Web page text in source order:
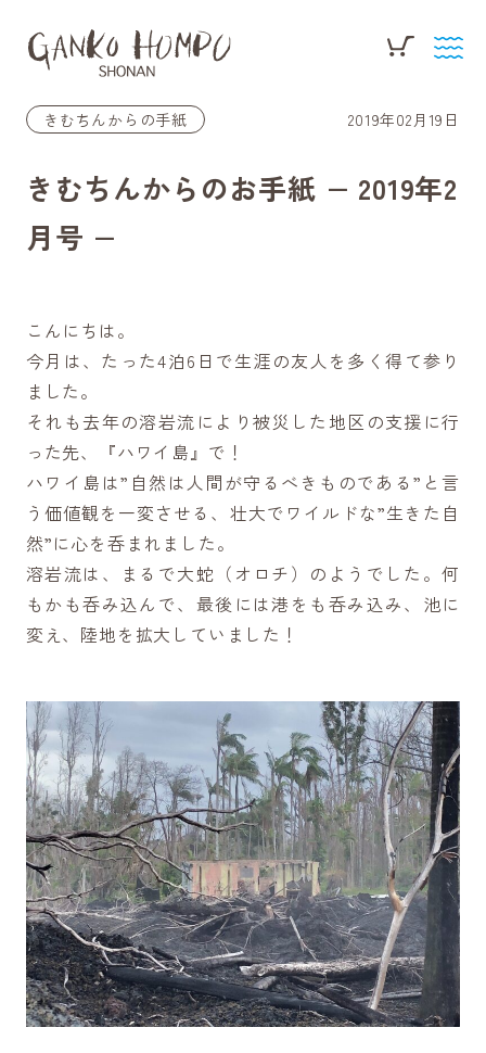
きむちんからの手紙 2019年02月19日
きむちんからのお手紙 − 2019年2
月号 −
こんにちは。
今月は、たった4泊6日で生涯の友人を多く得て参り
ました。
それも去年の溶岩流により被災した地区の支援に行
った先、『ハワイ島』で！
ハワイ島は”自然は人間が守るべきものである”と言
う価値観を一変させる、壮大でワイルドな”生きた自
然”に心を呑まれました。
溶岩流は、まるで大蛇（オロチ）のようでした。何
もかも呑み込んで、最後には港をも呑み込み、池に
変え、陸地を拡大していました！